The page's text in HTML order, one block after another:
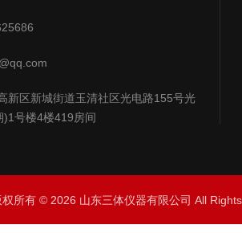
新区新城街道玉清社区光电路155号光
)1号楼4楼419房间
权所有 © 2026 山东三体仪器有限公司 All